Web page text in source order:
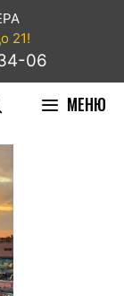
21!
06
МЕНЮ